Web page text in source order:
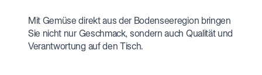
Mit Gemüse direkt aus der Bodenseeregion bringen
Sie nicht nur Geschmack, sondern auch Qualität und
Verantwortung auf den Tisch.